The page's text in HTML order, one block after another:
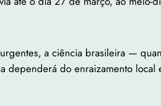
a ciência brasileira —
dependerá do enraizamento